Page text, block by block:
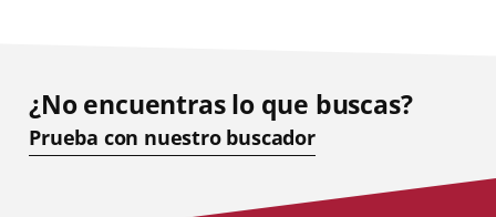
¿No encuentras lo que buscas?
Prueba con nuestro buscador